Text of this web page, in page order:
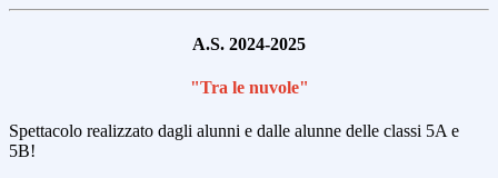
A.S. 2024-2025
"Tra le nuvole"
Spettacolo realizzato dagli alunni e dalle alunne delle classi 5A e
5B!